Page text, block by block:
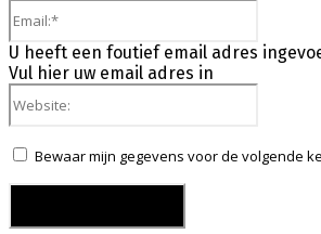
U heeft een foutief email adres
Vul hier uw email adres in
Bewaar mijn gegevens voor de volgende